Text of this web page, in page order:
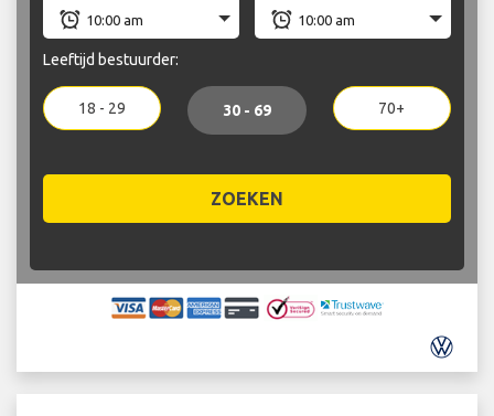
Leeftijd bestuurder:
18 - 29 30 - 69 70+
ZOEKEN